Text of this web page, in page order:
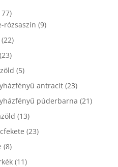
177
termék
rózsaszín 99
2222
termék
2323
termék
55
termékantracit 2323
termék
púderbarna 2121
1313
termék
2323
88
termék
1111